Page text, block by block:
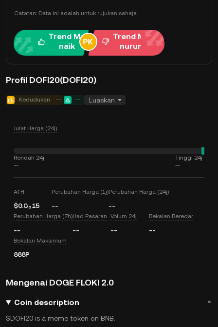
Catatan: Data ini adalah untuk rujukan sahaja.
Trend Me
naik
Trend Me
nurun
Profil DOFI20(DOFI20)
Kedudukan -- -- Luaskan
Julat Harga (24j)
Rendah 24j
--
Tinggi 24j
--
ATH
$0.0₁₂15
Perubahan Harga (1j)
--
Perubahan Harga (24j)
--
Perubahan Harga (7h)
--
Had Pasaran
--
Volum 24j
--
Bekalan Beredar
--
Bekalan Maksimum
888P
Mengenai DOGE FLOKI 2.0
Coin description
$DOFI20 is a meme token on BNB.